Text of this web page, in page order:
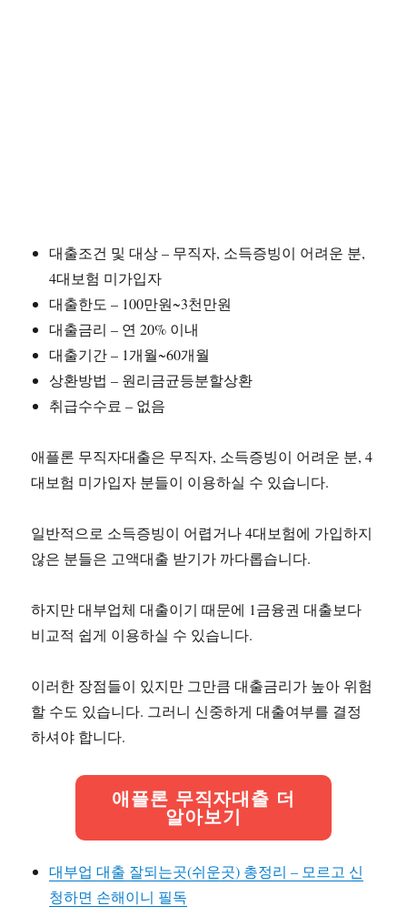
대출조건 및 대상 – 무직자, 소득증빙이 어려운 분,
4대보험 미가입자
대출한도 – 100만원~3천만원
대출금리 – 연 20% 이내
대출기간 – 1개월~60개월
상환방법 – 원리금균등분할상환
취급수수료 – 없음
애플론 무직자대출은 무직자, 소득증빙이 어려운 분, 4
대보험 미가입자 분들이 이용하실 수 있습니다.
일반적으로 소득증빙이 어렵거나 4대보험에 가입하지
않은 분들은 고액대출 받기가 까다롭습니다.
하지만 대부업체 대출이기 때문에 1금융권 대출보다
비교적 쉽게 이용하실 수 있습니다.
이러한 장점들이 있지만 그만큼 대출금리가 높아 위험
할 수도 있습니다. 그러니 신중하게 대출여부를 결정
하셔야 합니다.
애플론 무직자대출 더
알아보기
대부업 대출 잘되는곳(쉬운곳) 총정리 – 모르고 신
청하면 손해이니 필독